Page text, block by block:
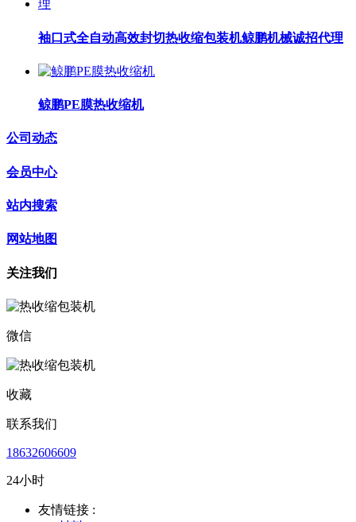
袖口式全自动高效封切热收缩包装机鲸鹏机械诚招代理
鲸鹏PE膜热收缩机
公司动态
会员中心
站内搜索
网站地图
关注我们
微信
收藏
联系我们
18632606609
24小时
友情链接 :